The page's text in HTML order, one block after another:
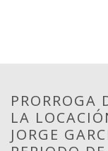
PRORROGA
LA
JORGE